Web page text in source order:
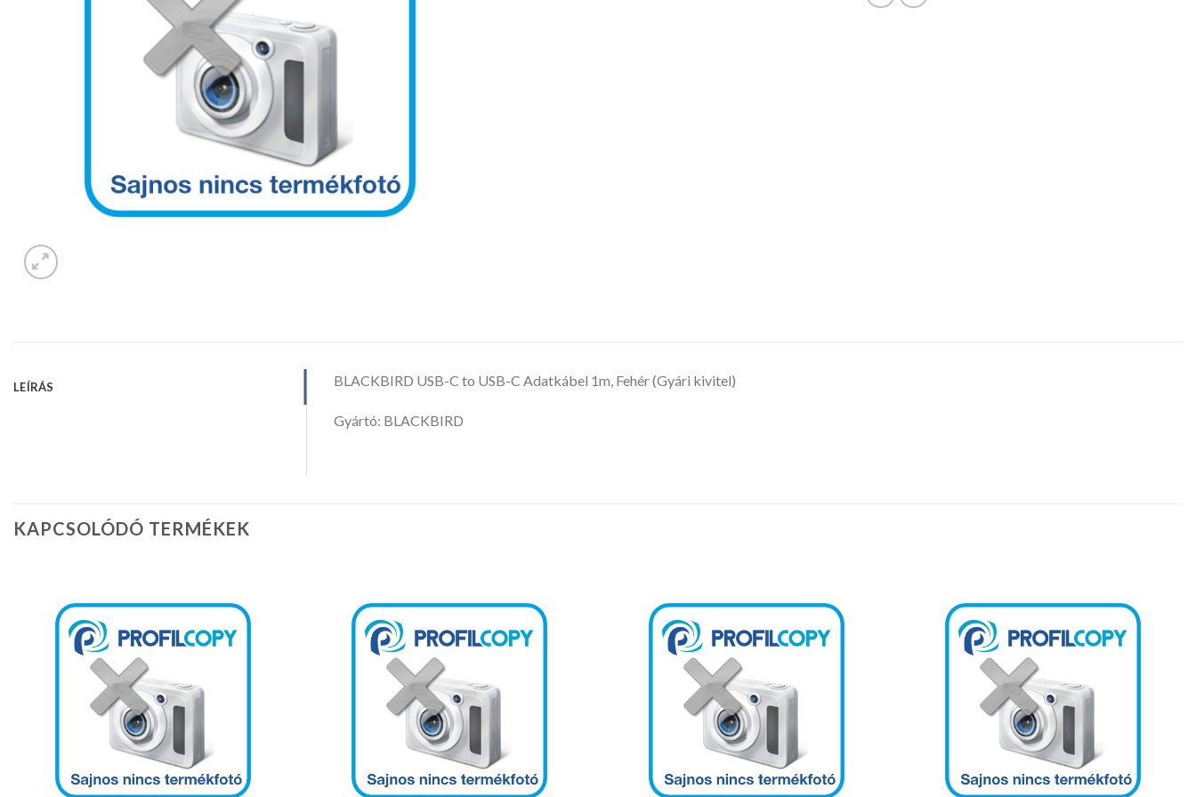
LEÍRÁS BLACKBIRD USB-C to USB-C Adatkábel 1m, Fehér (Gyári kivitel)
Gyártó: BLACKBIRD
KAPCSOLÓDÓ TERMÉKEK
Kedvencekhez Kedvencekhez Kedvencekhez Kedvencekhez